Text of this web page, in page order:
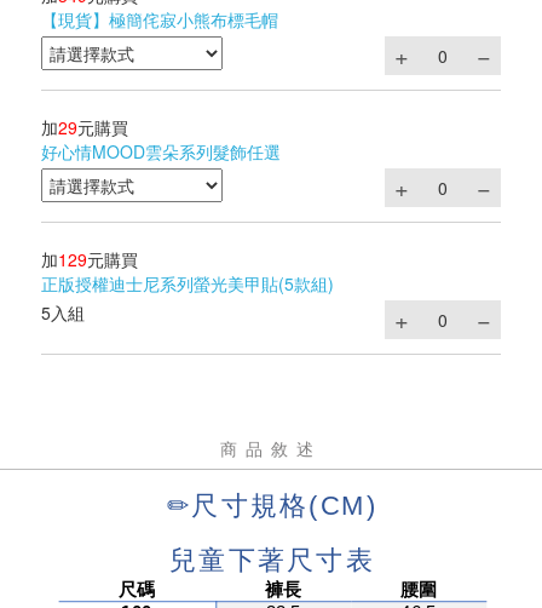
【現貨】極簡侘寂小熊布標毛帽
加29元購買
好心情MOOD雲朵系列髮飾任選
加129元購買
正版授權迪士尼系列螢光美甲貼(5款組)
5入組
商品敘述